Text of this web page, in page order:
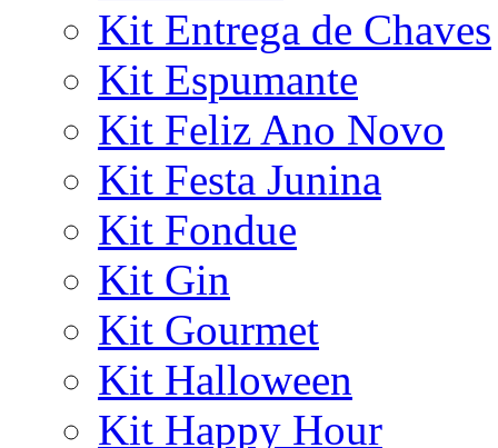
Kit Entrega de Chaves
Kit Espumante
Kit Feliz Ano Novo
Kit Festa Junina
Kit Fondue
Kit Gin
Kit Gourmet
Kit Halloween
Kit Happy Hour